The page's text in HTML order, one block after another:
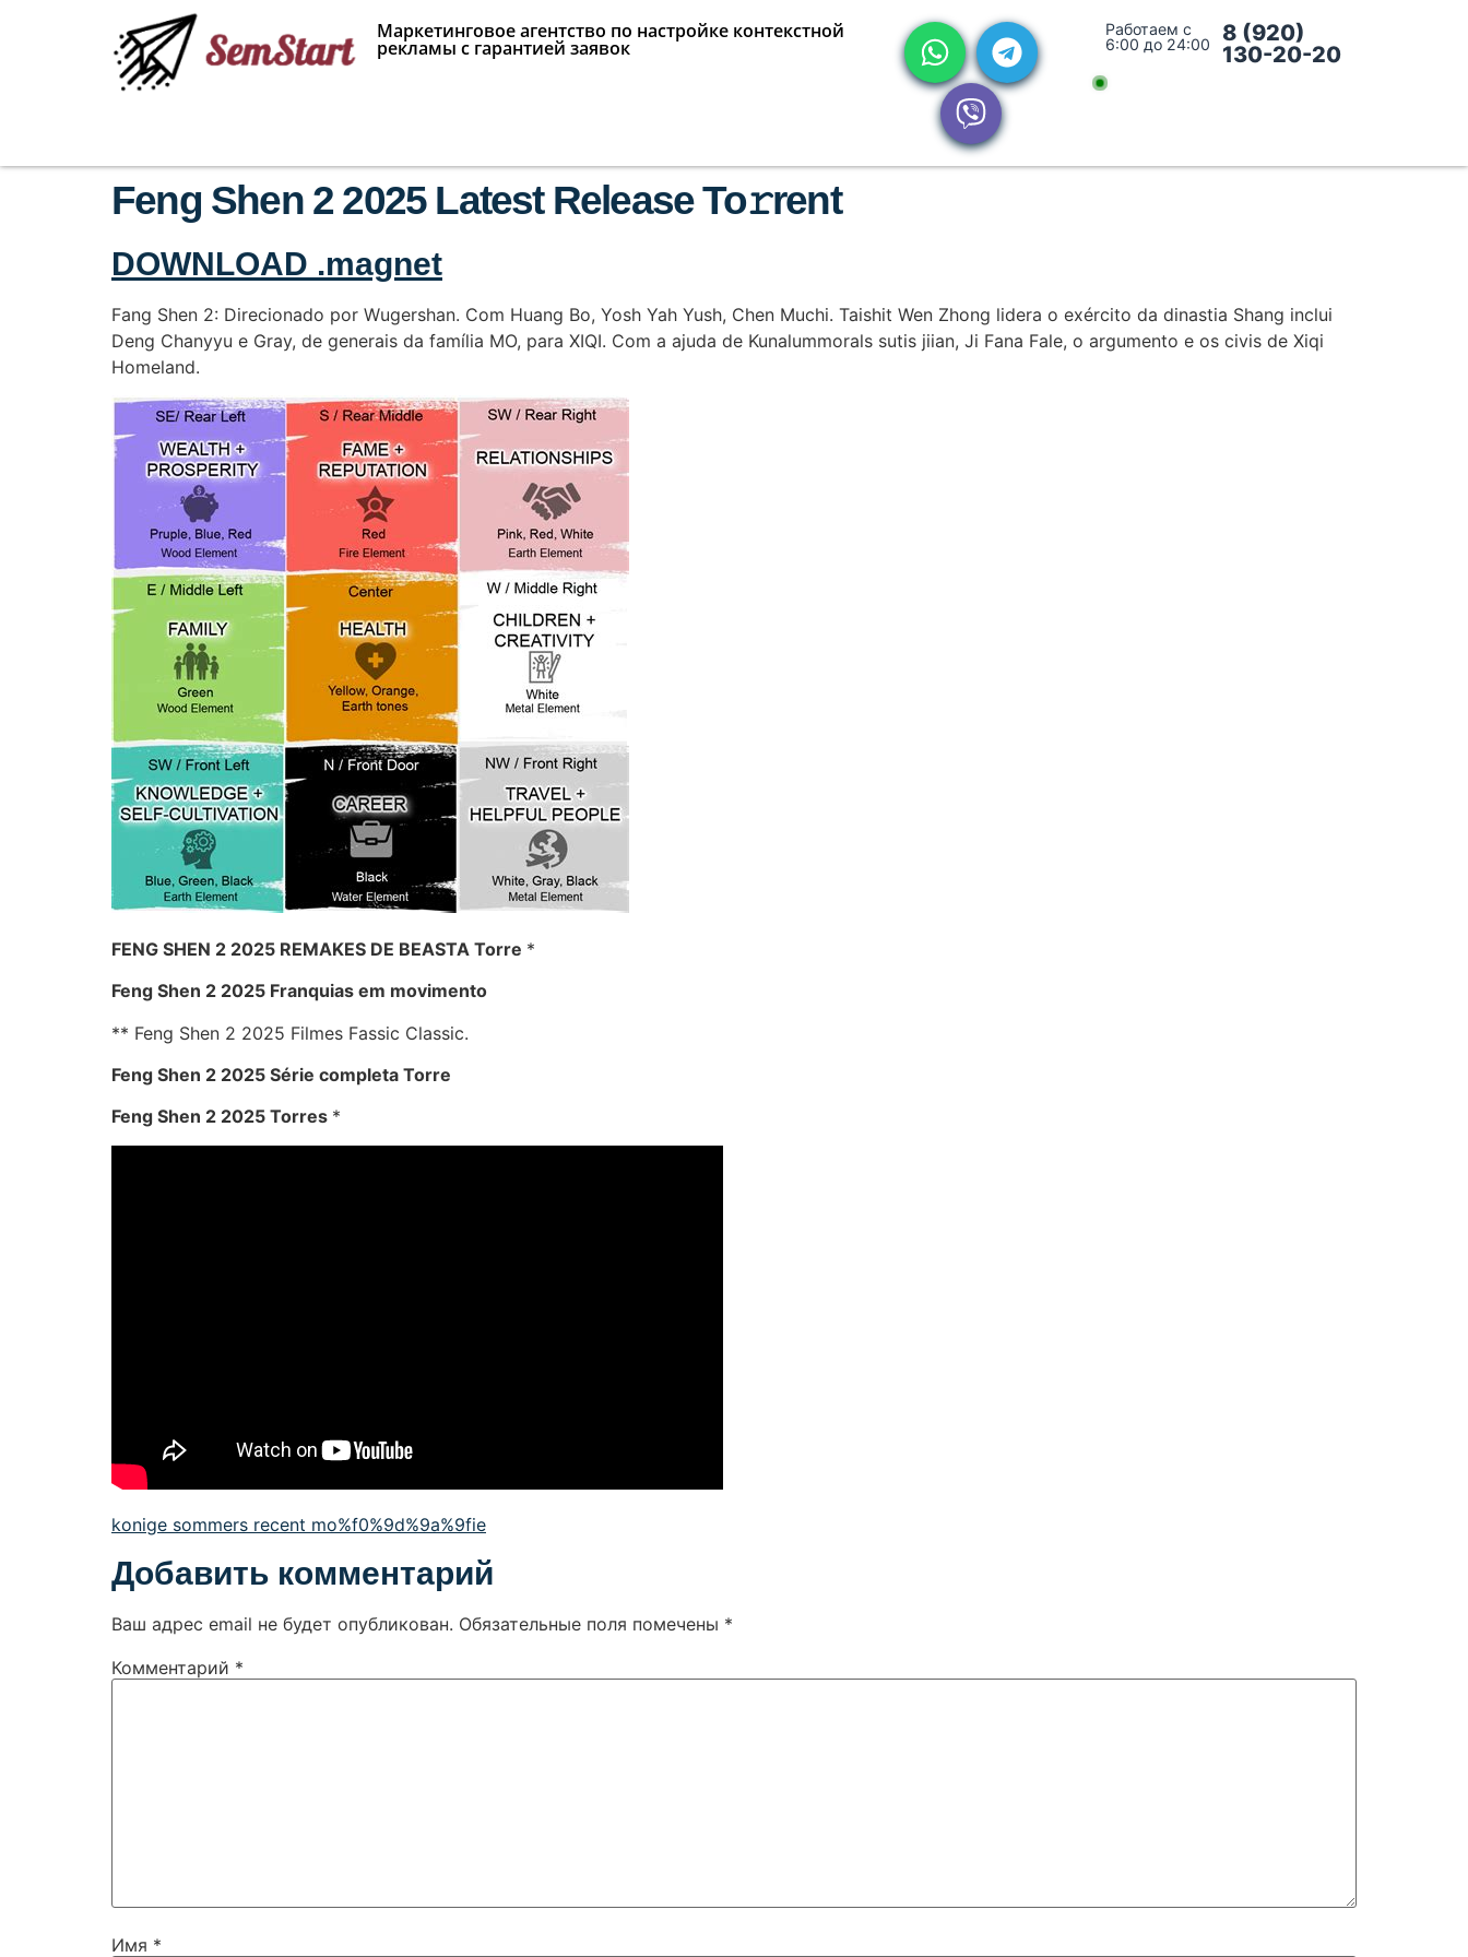
Маркетинговое агентство по настройке контекстной
рекламы с гарантией заявок
Работаем с
6:00 до 24:00
8 (920)
130-20-20
Feng Shen 2 2025 Latest Release To𝚛rent
DOWNLOAD .magnet
Fang Shen 2: Direcionado por Wugershan. Com Huang Bo, Yosh Yah Yush, Chen Muchi. Taishit Wen Zhong lidera o exército da dinastia Shang inclui
Deng Chanyyu e Gray, de generais da família MO, para XIQI. Com a ajuda de Kunalummorals sutis jiian, Ji Fana Fale, o argumento e os civis de Xiqi
Homeland.
FENG SHEN 2 2025 REMAKES DE BEASTA Torre *
Feng Shen 2 2025 Franquias em movimento
** Feng Shen 2 2025 Filmes Fassic Classic.
Feng Shen 2 2025 Série completa Torre
Feng Shen 2 2025 Torres *
konige sommers recent mo%f0%9d%9a%9fie
Добавить комментарий
Ваш адрес email не будет опубликован. Обязательные поля помечены *
Комментарий *
Имя *